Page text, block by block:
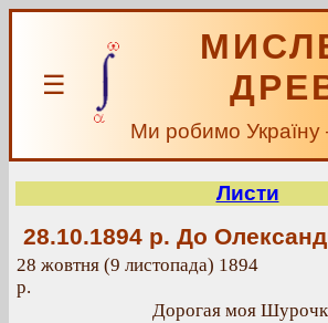
☰
Ми робимо Україну
Листи
28.10.1894 р. До
28 жовтня (9 листопада) 1894
р.
Дорогая моя